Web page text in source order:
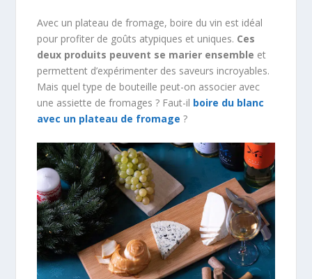
Avec un plateau de fromage, boire du vin est idéal
pour profiter de goûts atypiques et uniques. Ces
deux produits peuvent se marier ensemble et
permettent d’expérimenter des saveurs incroyables.
Mais quel type de bouteille peut-on associer avec
une assiette de fromages ? Faut-il boire du blanc
avec un plateau de fromage?